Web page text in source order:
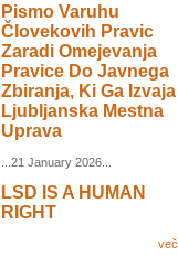
Pismo Varuhu
Človekovih Pravic
Zaradi Omejevanja
Pravice Do Javnega
Zbiranja, Ki Ga Izvaja
Ljubljanska Mestna
Uprava
...21 January 2026...
LSD IS A HUMAN
RIGHT
več